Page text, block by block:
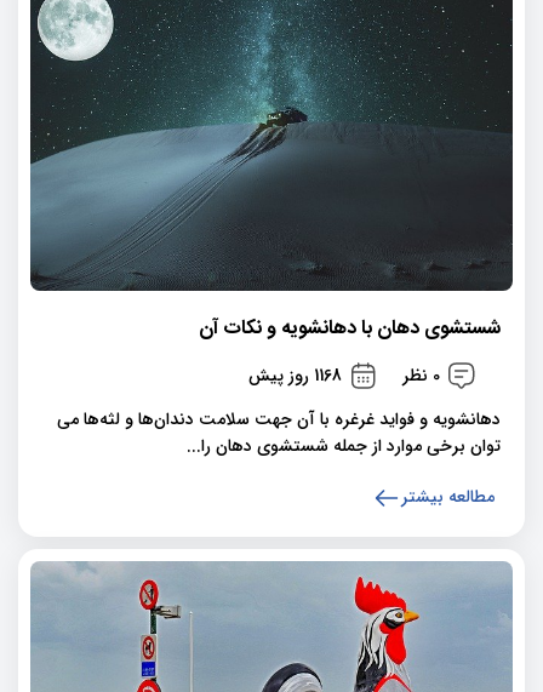
شستشوی دهان با دهانشویه و نکات آن
0 نظر
1168 روز پیش
دهانشویه و فواید غرغره با آن جهت سلامت دندان‌ها و لثه‌ها می
توان برخی موارد از جمله شستشوی دهان را...
مطالعه بیشتر